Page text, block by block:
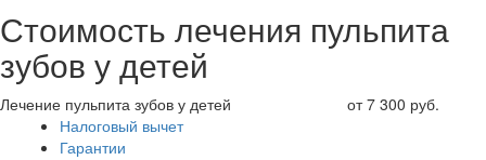
Стоимость лечения пульпита
зубов у детей
Лечение пульпита зубов у детей
от 7 300 руб.
Налоговый вычет
Гарантии